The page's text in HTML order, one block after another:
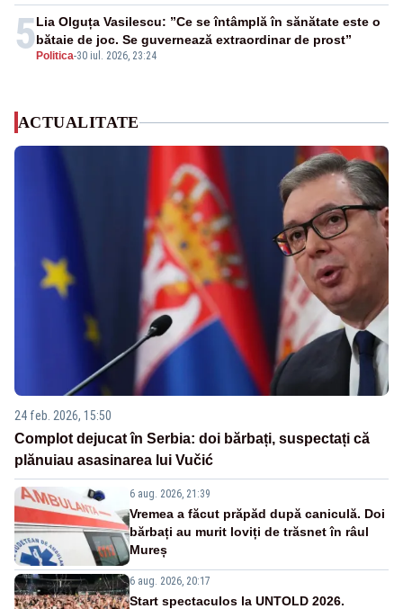
5 Politica-30 iul. 2026, 23:24
Lia Olguța Vasilescu: ”Ce se întâmplă în sănătate este o
bătaie de joc. Se guvernează extraordinar de prost”
ACTUALITATE
24 feb. 2026, 15:50
Complot dejucat în Serbia: doi bărbați, suspectați că
plănuiau asasinarea lui Vučić
6 aug. 2026, 21:39
Vremea a făcut prăpăd după caniculă. Doi
bărbați au murit loviți de trăsnet în râul
Mureș
6 aug. 2026, 20:17
Start spectaculos la UNTOLD 2026.